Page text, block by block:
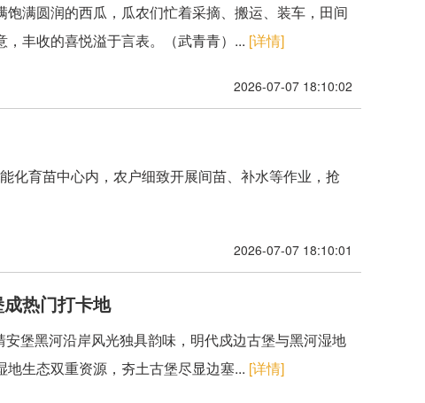
满圆润的西瓜，瓜农们忙着采摘、搬运、装车，田间
丰收的喜悦溢于言表。（武青青）... [详情]
2026-07-07 18:10:02
化育苗中心内，农户细致开展间苗、补水等作业，抢
2026-07-07 18:10:01
成热门打卡地
堡黑河沿岸风光独具韵味，明代戍边古堡与黑河湿地
生态双重资源，夯土古堡尽显边塞... [详情]